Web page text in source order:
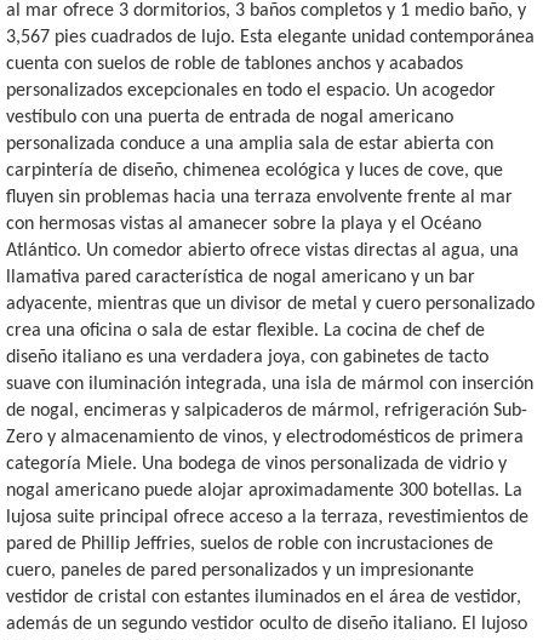
al mar ofrece 3 dormitorios, 3 baños completos y 1 medio baño, y
3,567 pies cuadrados de lujo. Esta elegante unidad contemporánea
cuenta con suelos de roble de tablones anchos y acabados
personalizados excepcionales en todo el espacio. Un acogedor
vestíbulo con una puerta de entrada de nogal americano
personalizada conduce a una amplia sala de estar abierta con
carpintería de diseño, chimenea ecológica y luces de cove, que
fluyen sin problemas hacia una terraza envolvente frente al mar
con hermosas vistas al amanecer sobre la playa y el Océano
Atlántico. Un comedor abierto ofrece vistas directas al agua, una
llamativa pared característica de nogal americano y un bar
adyacente, mientras que un divisor de metal y cuero personalizado
crea una oficina o sala de estar flexible. La cocina de chef de
diseño italiano es una verdadera joya, con gabinetes de tacto
suave con iluminación integrada, una isla de mármol con inserción
de nogal, encimeras y salpicaderos de mármol, refrigeración Sub-
Zero y almacenamiento de vinos, y electrodomésticos de primera
categoría Miele. Una bodega de vinos personalizada de vidrio y
nogal americano puede alojar aproximadamente 300 botellas. La
lujosa suite principal ofrece acceso a la terraza, revestimientos de
pared de Phillip Jeffries, suelos de roble con incrustaciones de
cuero, paneles de pared personalizados y un impresionante
vestidor de cristal con estantes iluminados en el área de vestidor,
además de un segundo vestidor oculto de diseño italiano. El lujoso